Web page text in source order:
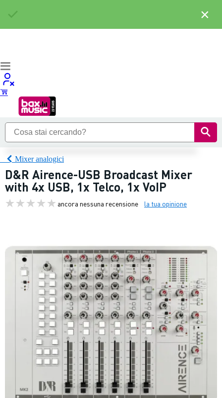
Mixer analogici
D&R Airence-USB Broadcast Mixer
with 4x USB, 1x Telco, 1x VoIP
ancora nessuna recensione la tua opinione
×